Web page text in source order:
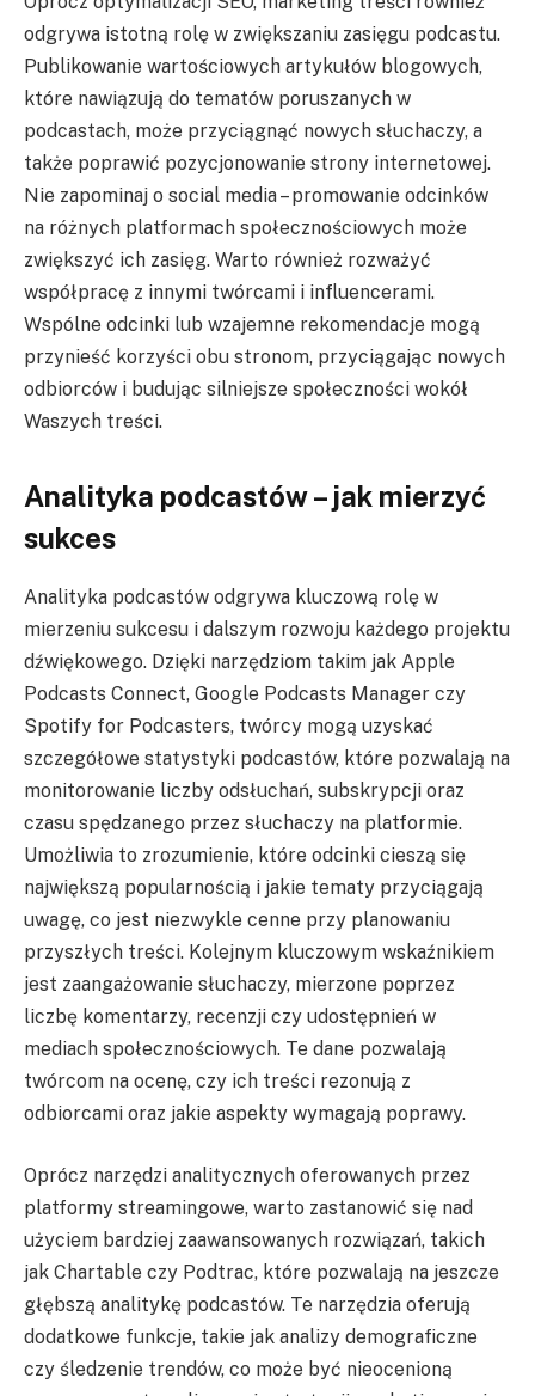
odgrywa istotną rolę w zwiększaniu zasięgu podcastu.
Publikowanie wartościowych artykułów blogowych,
które nawiązują do tematów poruszanych w
podcastach, może przyciągnąć nowych słuchaczy, a
także poprawić pozycjonowanie strony internetowej.
Nie zapominaj o social media – promowanie odcinków
na różnych platformach społecznościowych może
zwiększyć ich zasięg. Warto również rozważyć
współpracę z innymi twórcami i influencerami.
Wspólne odcinki lub wzajemne rekomendacje mogą
przynieść korzyści obu stronom, przyciągając nowych
odbiorców i budując silniejsze społeczności wokół
Waszych treści.
Analityka podcastów – jak mierzyć
sukces
Analityka podcastów odgrywa kluczową rolę w
mierzeniu sukcesu i dalszym rozwoju każdego projektu
dźwiękowego. Dzięki narzędziom takim jak Apple
Podcasts Connect, Google Podcasts Manager czy
Spotify for Podcasters, twórcy mogą uzyskać
szczegółowe statystyki podcastów, które pozwalają na
monitorowanie liczby odsłuchań, subskrypcji oraz
czasu spędzanego przez słuchaczy na platformie.
Umożliwia to zrozumienie, które odcinki cieszą się
największą popularnością i jakie tematy przyciągają
uwagę, co jest niezwykle cenne przy planowaniu
przyszłych treści. Kolejnym kluczowym wskaźnikiem
jest zaangażowanie słuchaczy, mierzone poprzez
liczbę komentarzy, recenzji czy udostępnień w
mediach społecznościowych. Te dane pozwalają
twórcom na ocenę, czy ich treści rezonują z
odbiorcami oraz jakie aspekty wymagają poprawy.
Oprócz narzędzi analitycznych oferowanych przez
platformy streamingowe, warto zastanowić się nad
użyciem bardziej zaawansowanych rozwiązań, takich
jak Chartable czy Podtrac, które pozwalają na jeszcze
głębszą analitykę podcastów. Te narzędzia oferują
dodatkowe funkcje, takie jak analizy demograficzne
czy śledzenie trendów, co może być nieocenioną